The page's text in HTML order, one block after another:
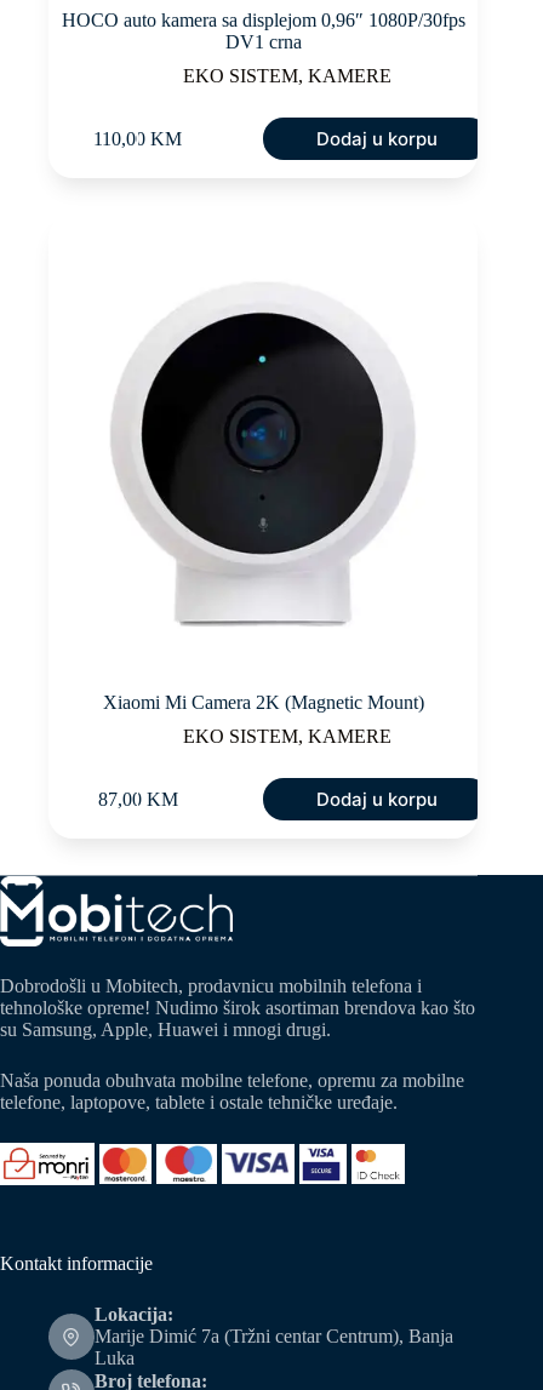
HOCO auto kamera sa displejom 0,96″ 1080P/30fps
DV1 crna
EKO SISTEM,KAMERE
110,00KM Dodaj u korpu
Xiaomi Mi Camera 2K (Magnetic Mount)
EKO SISTEM,KAMERE
87,00 KM Dodaj u korpu
Dobrodošli u Mobitech, prodavnicu mobilnih telefona i
tehnološke opreme! Nudimo širok asortiman brendova kao što
su Samsung, Apple, Huawei i mnogi drugi.
Naša ponuda obuhvata mobilne telefone, opremu za mobilne
telefone, laptopove, tablete i ostale tehničke uređaje.
Kontakt informacije
Lokacija:
Marije Dimić 7a (Tržni centar Centrum), Banja
Luka
Broj telefona: